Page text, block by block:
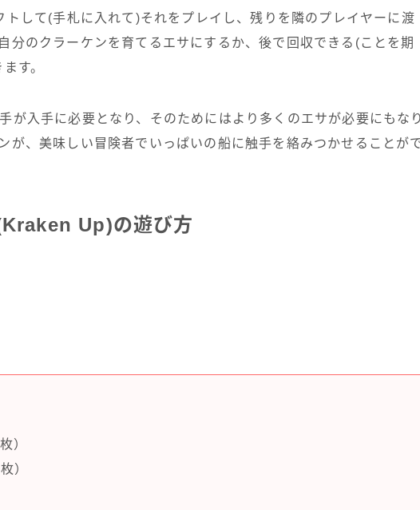
トして(手札に入れて)それをプレイし、残りを隣のプレイヤーに渡
分のクラーケンを育てるエサにするか、後で回収できる(ことを期
す。
が入手に必要となり、そのためにはより多くのエサが必要にもなり
が、美味しい冒険者でいっぱいの船に触手を絡みつかせることが
Up)の遊び方
）
）